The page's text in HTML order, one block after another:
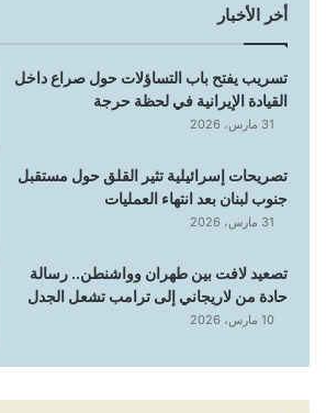
أخر الأخبار
تسريب يفتح باب التساؤلات حول صراع داخل
القيادة الإيرانية في لحظة حرجة
31 مارس، 2026
تصريحات إسرائيلية تثير القلق حول مستقبل
جنوب لبنان بعد انتهاء العمليات
31 مارس، 2026
تصعيد لافت بين طهران وواشنطن.. رسالة
حادة من لاريجاني إلى ترامب تشعل الجدل
10 مارس، 2026